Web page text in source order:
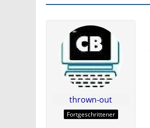
thrown-out
Fortgeschrittener